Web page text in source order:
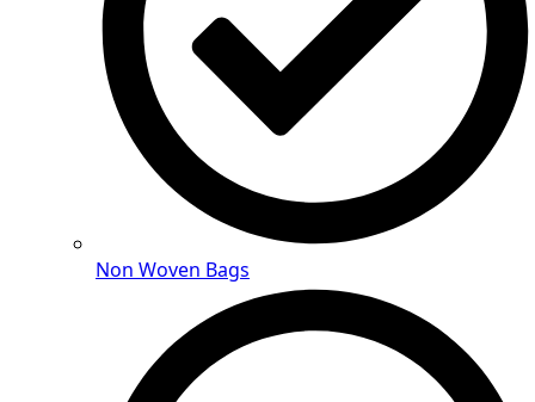
Non Woven Bags